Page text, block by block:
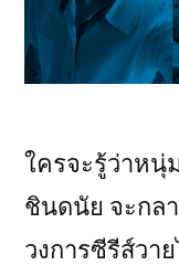
ใครจะรู้ว่าหนุ่
ชินดนัย จะกล
วงการซีรีส์ว